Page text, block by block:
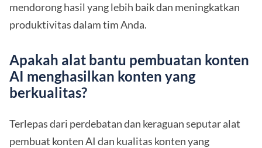
mendorong hasil yang lebih baik dan meningkatkan
produktivitas dalam tim Anda.
Apakah alat bantu pembuatan konten
AI menghasilkan konten yang
berkualitas?
Terlepas dari perdebatan dan keraguan seputar alat
pembuat konten AI dan kualitas konten yang